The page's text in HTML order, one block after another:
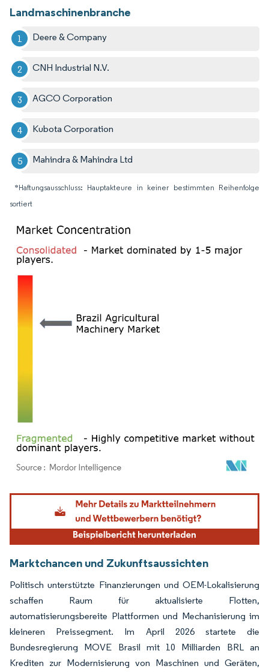
Landmaschinenbranche
Deere & Company
CNH Industrial N.V.
AGCO Corporation
Kubota Corporation
Mahindra & Mahindra Ltd
*Haftungsausschluss: Hauptakteure in keiner bestimmten Reihenfolge
sortiert
Bild © Mordor Intelligence. Wiederverwendung erfordert Namensnennung gemäß
Marktchancen und Zukunftsaussichten
Politisch unterstützte Finanzierungen und OEM-Lokalisierung
schaffen Raum für aktualisierte Flotten,
automatisierungsbereite Plattformen und Mechanisierung im
kleineren Preissegment. Im April 2026 startete die
Bundesregierung MOVE Brasil mit 10 Milliarden BRL an
Krediten zur Modernisierung von Maschinen und Geräten,